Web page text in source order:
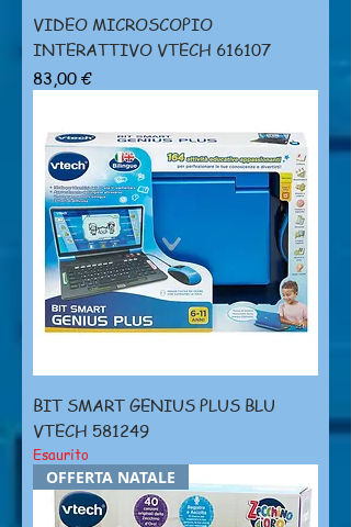
VIDEO MICROSCOPIO
INTERATTIVO VTECH 616107
Prezzo
83,00 €
BIT SMART GENIUS PLUS BLU
VTECH 581249
Esaurito
OFFERTA NATALE